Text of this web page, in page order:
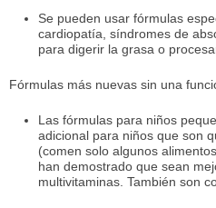
Se pueden usar fórmulas
cardiopatía, síndromes de
para digerir la grasa o
Fórmulas más nuevas sin una
Las fórmulas para niños
adicional para niños que son
(comen solo algunos
han demostrado que sean
multivitaminas. También son